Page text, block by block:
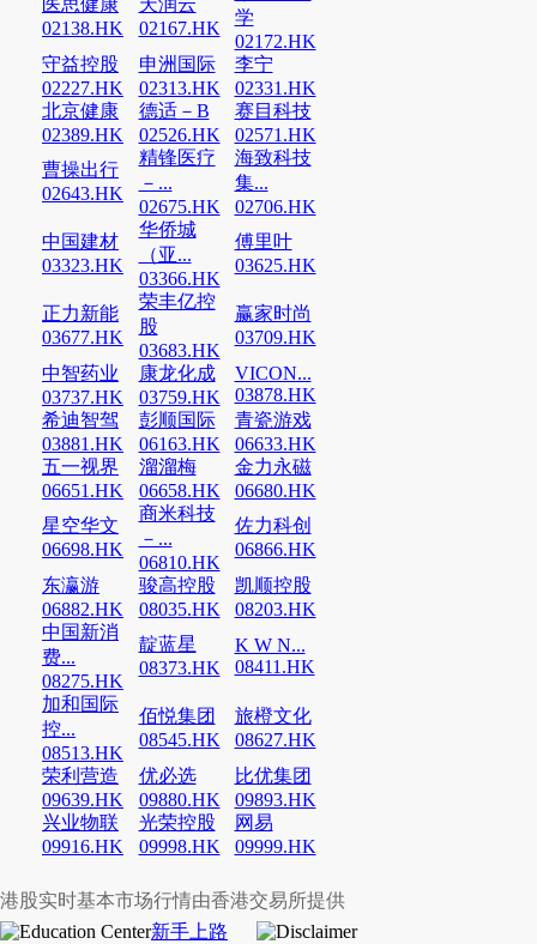
医思健康
02138.HK
天润云
02167.HK
学
02172.HK
守益控股
02227.HK
申洲国际
02313.HK
李宁
02331.HK
北京健康
02389.HK
德适－B
02526.HK
赛目科技
02571.HK
曹操出行
02643.HK
精锋医疗
－...
02675.HK
海致科技
集...
02706.HK
中国建材
03323.HK
华侨城
（亚...
03366.HK
傅里叶
03625.HK
正力新能
03677.HK
荣丰亿控
股
03683.HK
赢家时尚
03709.HK
中智药业
03737.HK
康龙化成
03759.HK
VICON...
03878.HK
希迪智驾
03881.HK
彭顺国际
06163.HK
青瓷游戏
06633.HK
五一视界
06651.HK
溜溜梅
06658.HK
金力永磁
06680.HK
星空华文
06698.HK
商米科技
－...
06810.HK
佐力科创
06866.HK
东瀛游
06882.HK
骏高控股
08035.HK
凯顺控股
08203.HK
中国新消
费...
08275.HK
靛蓝星
08373.HK
K W N...
08411.HK
加和国际
控...
08513.HK
佰悦集团
08545.HK
旅橙文化
08627.HK
荣利营造
09639.HK
优必选
09880.HK
比优集团
09893.HK
兴业物联
09916.HK
光荣控股
09998.HK
网易
09999.HK
港股实时基本市场行情由香港交易所提供
新手上路